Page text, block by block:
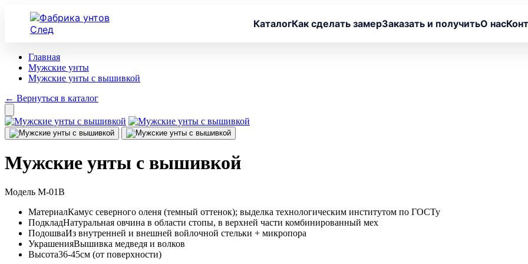
КаталогКак сделать замерЗаказать и получитьО нас
Главная
Мужские унты
Мужские унты с вышивкой
← Вернуться в каталог
Мужские унты с вышивкой
Модель М-01В
МатериалКамус северного оленя (темный оттенок); выделка технологическим институтом по ГОСТу
ПодкладНатуральная овчина в области стопы, в верхней части комбинированный мех
ПодошваИз внутренней и внешней войлочной стельки + микропора
УкрашенияВышивка медведя и волков
Высота36-45см (от поверхности)